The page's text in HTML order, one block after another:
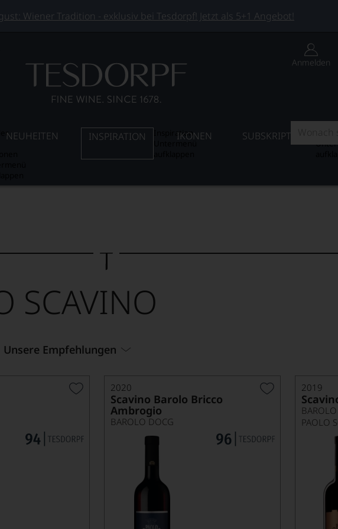
Wiener Tradition - exklusiv bei Tesdorpf! Jetzt als 5+1 Angebot!
Anmelden
NEUHEITEN INSPIRATION
InspirationIKONEN SUBSKRIPTION
SCAVINO
Unsere Empfehlungen
2020
Scavino Barolo Bricco
Ambrogio
BAROLO DOCG
2019
PAOLO